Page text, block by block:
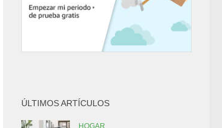
ÚLTIMOS ARTÍCULOS